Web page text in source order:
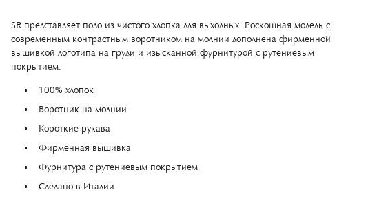
SR представляет поло из чистого хлопка для выходных. Роскошная модель с
современным контрастным воротником на молнии дополнена фирменной
вышивкой логотипа на груди и изысканной фурнитурой с рутениевым
покрытием.
100% хлопок
Воротник на молнии
Короткие рукава
Фирменная вышивка
Фурнитура с рутениевым покрытием
Сделано в Италии